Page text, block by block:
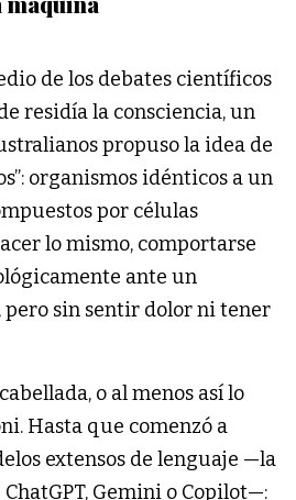
de los debates científicos
residía la consciencia, un
propuso la idea de
organismos idénticos a un
por células
lo mismo, comportarse
ante un
pero sin sentir dolor ni tener
o al menos así lo
Hasta que comenzó a
extensos de lenguaje —la
Gemini o Copilot—: